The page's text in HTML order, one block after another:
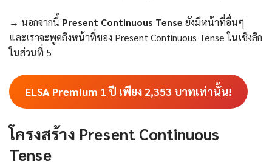
→ นอกจากนี้ Present Continuous Tense ยังมีหน้าที่อื่นๆ
และเราจะพูดถึงหน้าที่ของ Present Continuous Tense ในเชิงลึก
ในส่วนที่ 5
ELSA Premium 1 ปี เพียง2,353 บาทเท่านั้น!
โครงสร้าง Present Continuous
Tense